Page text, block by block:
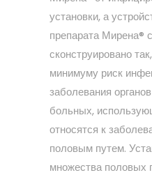
установки, а
препарата Мирена®
сконструировано
минимуму риск
заболевания
больных,
относятся к
половым путем.
множества половых